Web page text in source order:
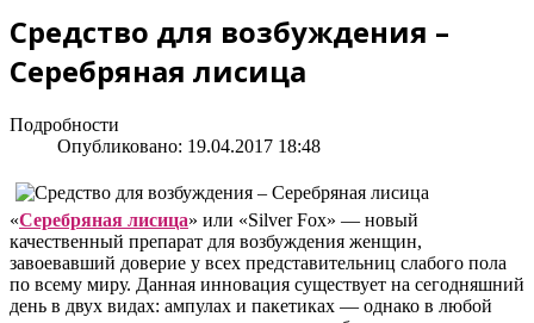
Средство для возбуждения –
Серебряная лисица
Подробности
Опубликовано: 19.04.2017 18:48
«Серебряная лисица» или «Silver Fox» — новый
качественный препарат для возбуждения женщин,
завоевавший доверие у всех представительниц слабого пола
по всему миру. Данная инновация существует на сегодняшний
день в двух видах: ампулах и пакетиках — однако в любой